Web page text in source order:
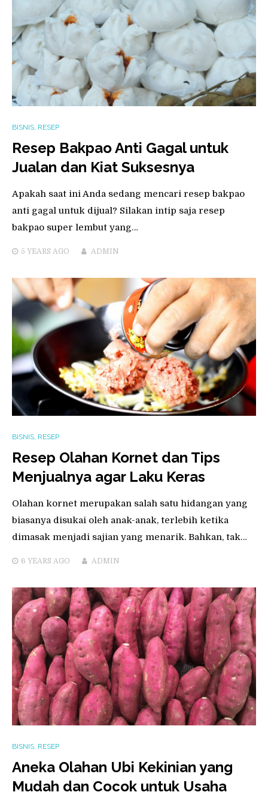
BISNIS, RESEP
Resep Bakpao Anti Gagal untuk
Jualan dan Kiat Suksesnya
Apakah saat ini Anda sedang mencari resep bakpao
anti gagal untuk dijual? Silakan intip saja resep
bakpao super lembut yang…
5 YEARS AGO ADMIN
BISNIS, RESEP
Resep Olahan Kornet dan Tips
Menjualnya agar Laku Keras
Olahan kornet merupakan salah satu hidangan yang
biasanya disukai oleh anak-anak, terlebih ketika
dimasak menjadi sajian yang menarik. Bahkan, tak…
6 YEARS AGO ADMIN
BISNIS, RESEP
Aneka Olahan Ubi Kekinian yang
Mudah dan Cocok untuk Usaha